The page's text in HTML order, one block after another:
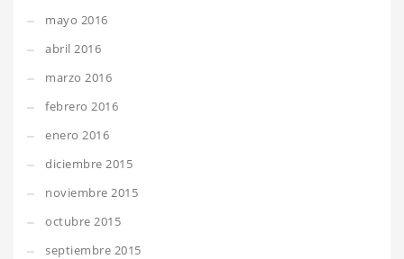
mayo 2016
abril 2016
marzo 2016
febrero 2016
enero 2016
diciembre 2015
noviembre 2015
octubre 2015
septiembre 2015